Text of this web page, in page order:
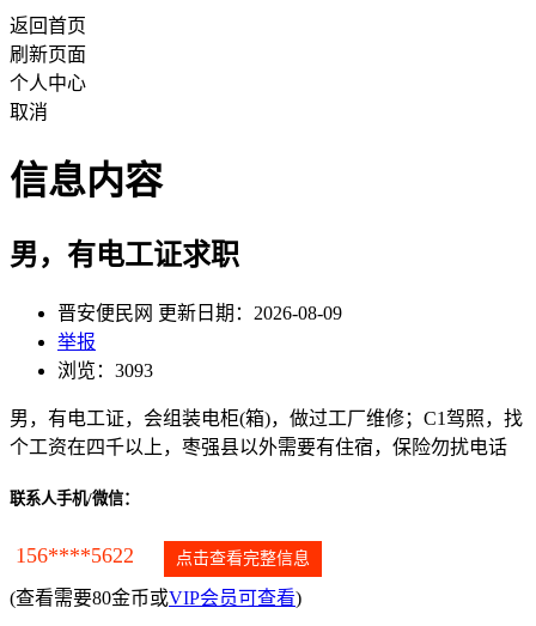
返回首页
刷新页面
个人中心
取消
信息内容
男，有电工证求职
晋安便民网 更新日期：2026-08-09
举报
浏览：3093
男，有电工证，会组装电柜(箱)，做过工厂维修；C1驾照，找
个工资在四千以上，枣强县以外需要有住宿，保险勿扰电话
联系人手机/微信：
156****5622 点击查看完整信息
(查看需要80金币或VIP会员可查看)